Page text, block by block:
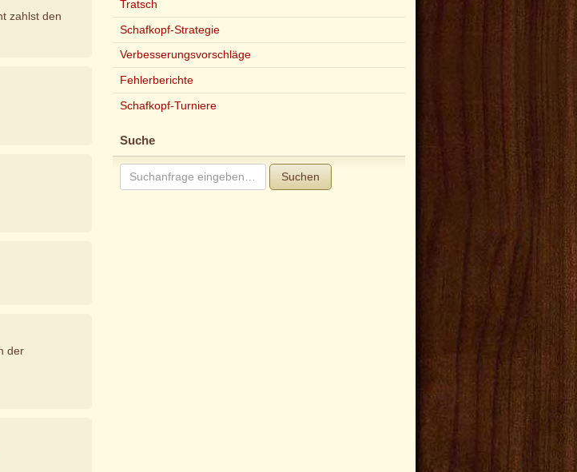
zahlst den
der
Tratsch
Schafkopf-Strategie
Verbesserungsvorschläge
Fehlerberichte
Schafkopf-Turniere
Suche
Suchen